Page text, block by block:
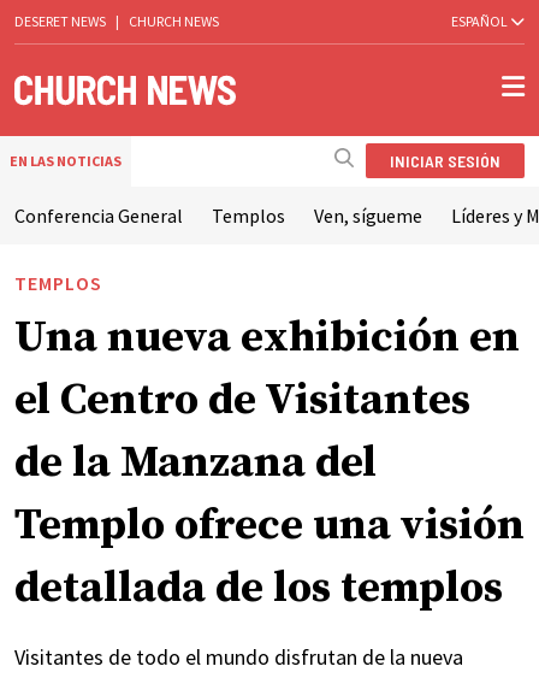
DESERET NEWS | CHURCH NEWS ESPAÑOL
EN LAS NOTICIAS INICIAR SESIÓN
Conferencia General Templos Ven, sígueme Líderes y
TEMPLOS
Una nueva exhibición en
el Centro de Visitantes
de la Manzana del
Templo ofrece una visión
detallada de los templos
Visitantes de todo el mundo disfrutan de la nueva